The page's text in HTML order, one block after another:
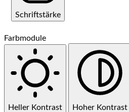
Schriftstärke
Farbmodule
Heller Kontrast Hoher Kontrast